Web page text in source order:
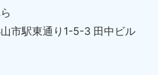
市駅東通り1-5-3 田中ビル